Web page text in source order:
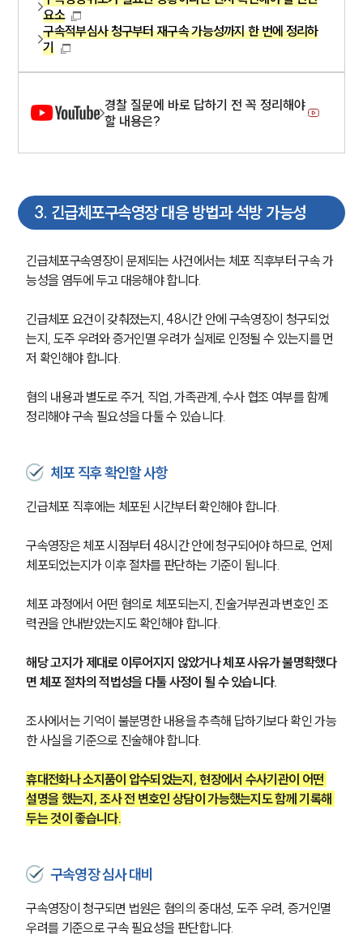
그룹소개
그룹소개
대륜의 강점
글로벌 파트너 로펌
고객의 소리
통합검색
업무사례
형사 주요 업무사례
사례분석/최신동향
법률지식인
형사소송·상담후기
형사그룹 업무
전체
요소
구속적부심사 청구부터 재구속 가능성까지 한 번에 정리하
기
경찰 질문에 바로 답하기 전 꼭 정리해야
할 내용은?
3. 긴급체포구속영장 대응 방법과 석방 가능성
긴급체포구속영장이 문제되는 사건에서는 체포 직후부터 구속 가
능성을 염두에 두고 대응해야 합니다.
긴급체포 요건이 갖춰졌는지, 48시간 안에 구속영장이 청구되었
는지, 도주 우려와 증거인멸 우려가 실제로 인정될 수 있는지를 먼
저 확인해야 합니다.
혐의 내용과 별도로 주거, 직업, 가족관계, 수사 협조 여부를 함께
정리해야 구속 필요성을 다툴 수 있습니다.
체포 직후 확인할 사항
긴급체포 직후에는 체포된 시간부터 확인해야 합니다.
구속영장은 체포 시점부터 48시간 안에 청구되어야 하므로, 언제
체포되었는지가 이후 절차를 판단하는 기준이 됩니다.
체포 과정에서 어떤 혐의로 체포되는지, 진술거부권과 변호인 조
력권을 안내받았는지도 확인해야 합니다.
해당 고지가 제대로 이루어지지 않았거나 체포 사유가 불명확했다
면 체포 절차의 적법성을 다툴 사정이 될 수 있습니다.
조사에서는 기억이 불분명한 내용을 추측해 답하기보다 확인 가능
한 사실을 기준으로 진술해야 합니다.
휴대전화나 소지품이 압수되었는지, 현장에서 수사기관이 어떤
설명을 했는지, 조사 전 변호인 상담이 가능했는지도 함께 기록해
두는 것이 좋습니다.
구속영장 심사 대비
구속영장이 청구되면 법원은 혐의의 중대성, 도주 우려, 증거인멸
우려를 기준으로 구속 필요성을 판단합니다.